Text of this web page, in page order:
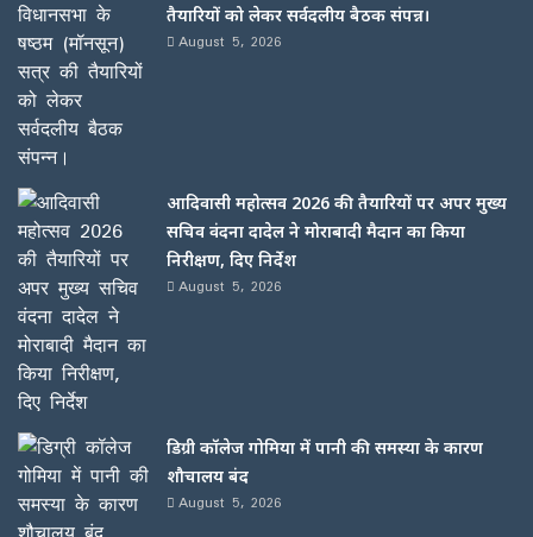
तैयारियों को लेकर सर्वदलीय बैठक संपन्न।
August 5, 2026
आदिवासी महोत्सव 2026 की तैयारियों पर अपर मुख्य
सचिव वंदना दादेल ने मोराबादी मैदान का किया
निरीक्षण, दिए निर्देश
August 5, 2026
डिग्री कॉलेज गोमिया में पानी की समस्या के कारण
शौचालय बंद
August 5, 2026